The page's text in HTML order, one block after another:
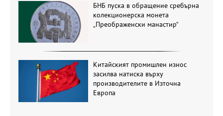
БНБ пуска в обращение сребърна
колекционерска монета
„Преображенски манастир“
Китайският промишлен износ
засилва натиска върху
производителите в Източна
Европа